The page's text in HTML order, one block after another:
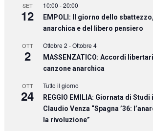
SET
12
10:00 -20:00
EMPOLI: Il giorno dello
anarchica e del libero pensiero
OTT
2
Ottobre 2 -Ottobre 4
MASSENZATICO: Accordi
canzone anarchica
OTT
24
Tutto il giorno
REGGIO EMILIA: Giornata di
Claudio Venza “Spagna ’36:
la rivoluzione”